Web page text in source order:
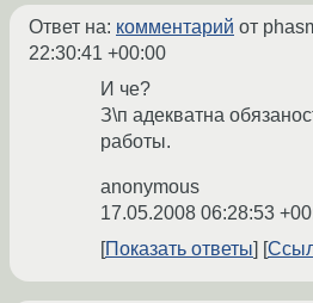
Ответ на: комментарий от
22:30:41 +00:00
И че?
З\п адекватна
работы.
anonymous
17.05.2008 06:28:53
Показать ответы